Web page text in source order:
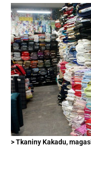
> Tkaniny Kakadu,